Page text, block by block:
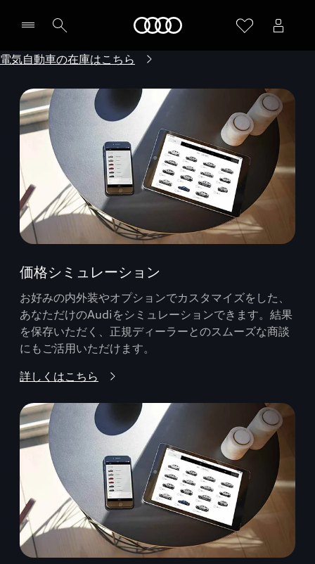
電気自動車の在庫はこちら
価格シミュレーション
お好みの内外装やオプションでカスタマイズをした、
あなただけのAudiをシミュレーションできます。結果
を保存いただく、正規ディーラーとのスムーズな商談
にもご活用いただけます。
詳しくはこちら